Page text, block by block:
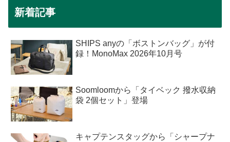
新着記事
SHIPS anyの「ボストンバッグ」が付
録！MonoMax 2026年10月号
Soomloomから「タイベック 撥水収納
袋 2個セット」登場
キャプテンスタッグから「シャープナ